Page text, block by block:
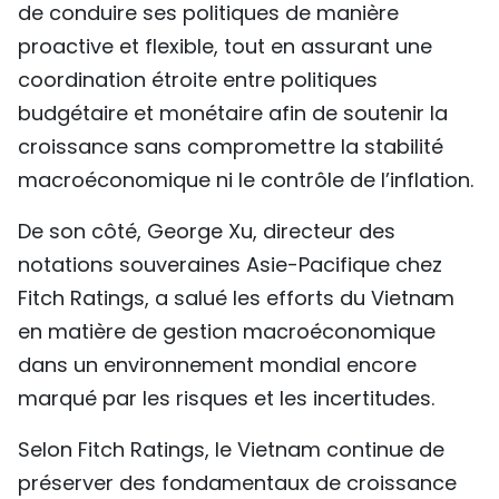
de conduire ses politiques de manière
proactive et flexible, tout en assurant une
coordination étroite entre politiques
budgétaire et monétaire afin de soutenir la
croissance sans compromettre la stabilité
macroéconomique ni le contrôle de l’inflation.
De son côté, George Xu, directeur des
notations souveraines Asie-Pacifique chez
Fitch Ratings, a salué les efforts du Vietnam
en matière de gestion macroéconomique
dans un environnement mondial encore
marqué par les risques et les incertitudes.
Selon Fitch Ratings, le Vietnam continue de
préserver des fondamentaux de croissance